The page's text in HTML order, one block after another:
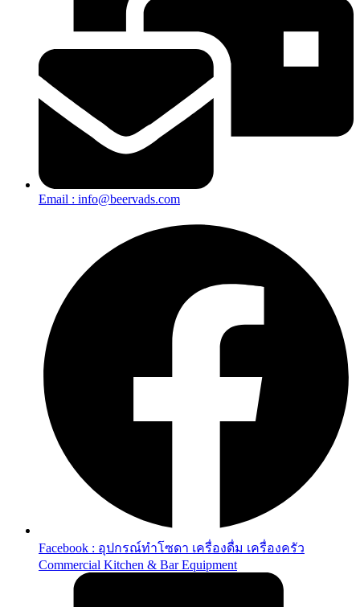
Email : info@beervads.com
Facebook : อุปกรณ์ทำโซดา เครื่องดื่ม เครื่องครัว
Commercial Kitchen & Bar Equipment